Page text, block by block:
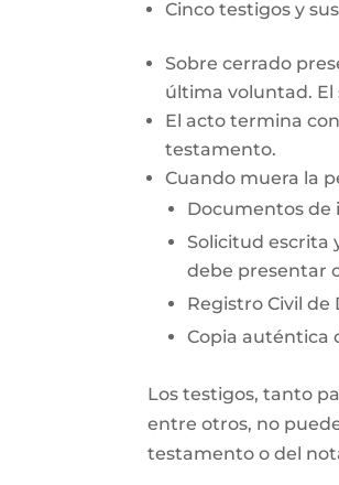
Cinco testigos y
Sobre cerrado
última voluntad. El
El acto termina
testamento.
Cuando muera la
Documentos de
Solicitud escrita
debe presentar
Registro Civil
Copia auténtica
Los testigos, tanto
entre otros, no
testamento o del